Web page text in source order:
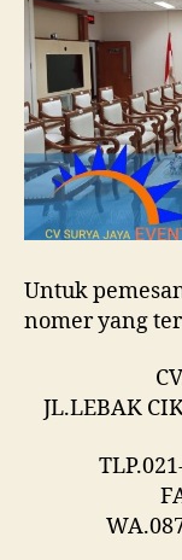
Untuk
nomer yang
JL.LEBAK